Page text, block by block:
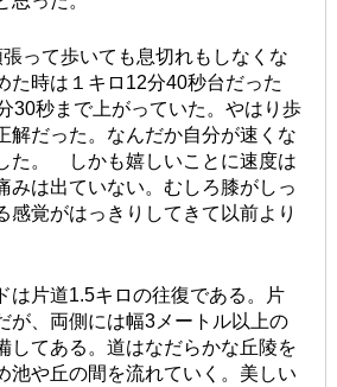
って歩いても息切れもしなくな
た時は１キロ12分40秒台だった
30秒まで上がっていた。やはり歩
解だった。なんだか自分が速くな
た。 しかも嬉しいことに速度は
みは出ていない。むしろ膝がしっ
感覚がはっきりしてきて以前より
片道1.5キロの往復である。片
が、両側には幅3メートル以上の
してある。道はなだらかな丘陵を
池や丘の間を流れていく。美しい